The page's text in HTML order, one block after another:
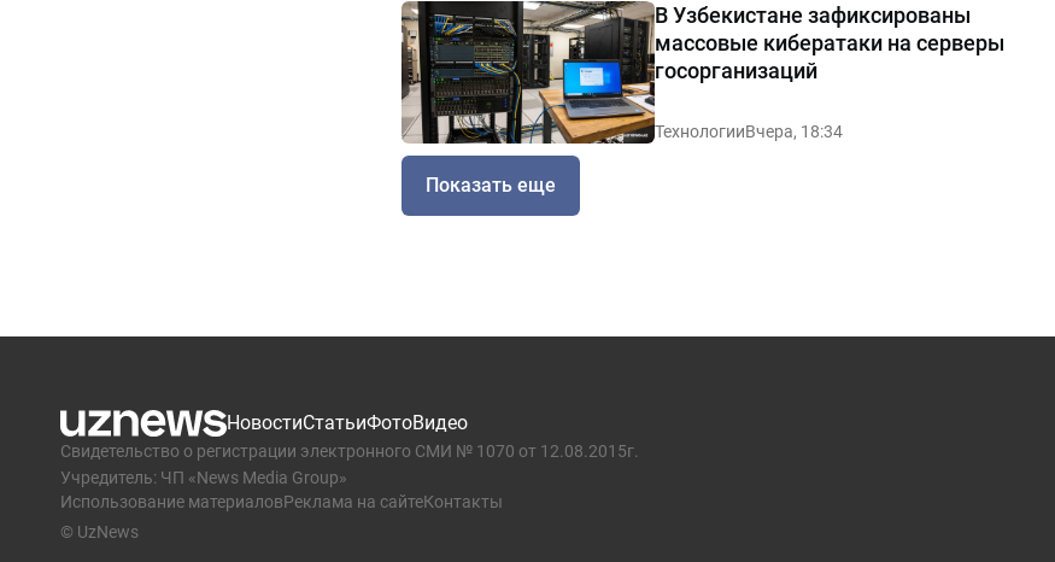
В Узбекистане зафиксированы
массовые кибератаки на серверы
госорганизаций
ТехнологииВчера, 18:34
Показать еще
НовостиСтатьиФотоВидео
Свидетельство о регистрации электронного СМИ № 1070 от 12.08.2015г.
Учредитель: ЧП «News Media Group»
Использование материаловРеклама на сайтеКонтакты
© UzNews